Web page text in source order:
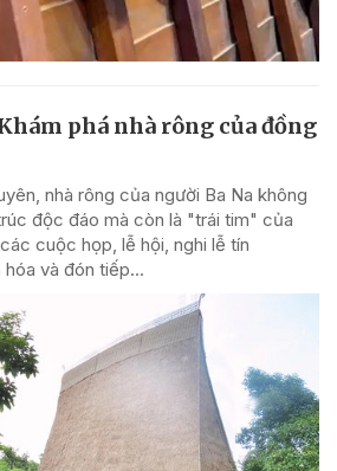
phá nhà rông của đồng
nhà rông của người Ba Na không
độc đáo mà còn là "trái tim" của
cuộc họp, lễ hội, nghi lễ tín
và đón tiếp...